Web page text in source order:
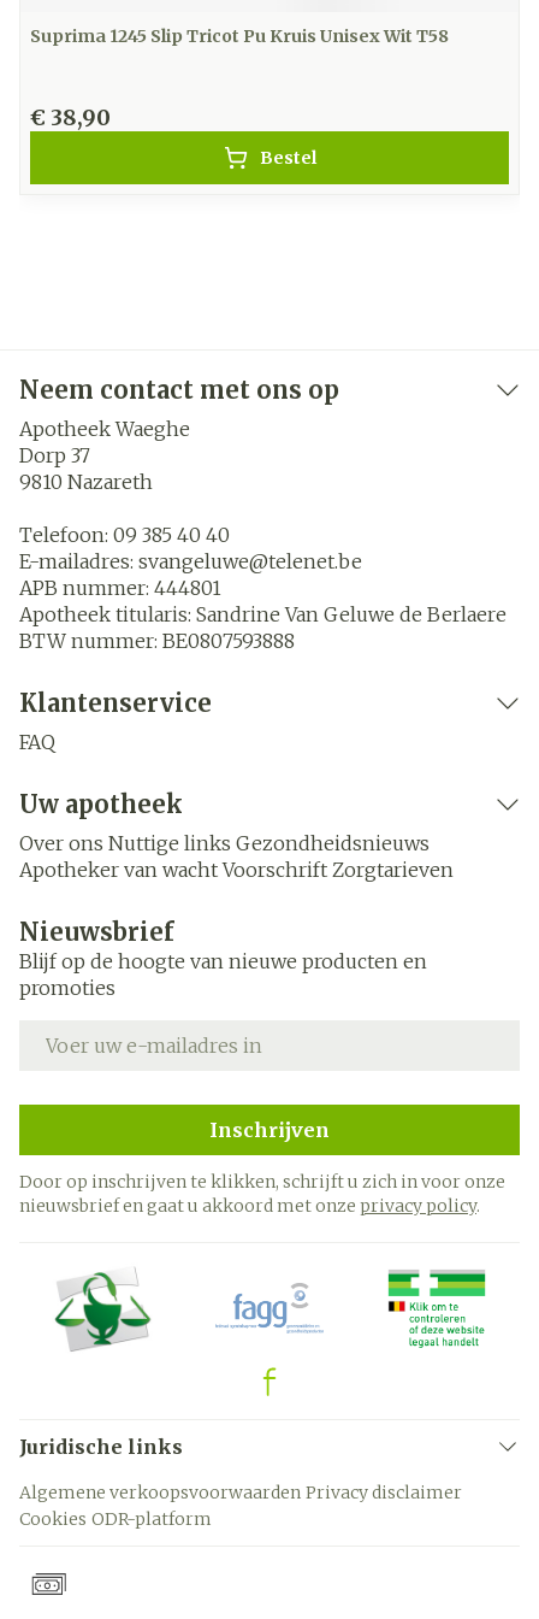
Suprima 1245 Slip Tricot Pu Kruis Unisex Wit T58
€ 38,90
Bestel
Neem contact met ons op
Apotheek Waeghe
Dorp 37
9810 Nazareth
Telefoon: 09 385 40 40
E-mailadres: svangeluwe@telenet.be
APB nummer: 444801
Apotheek titularis: Sandrine Van Geluwe de Berlaere
BTW nummer: BE0807593888
Klantenservice
FAQ
Uw apotheek
Over ons Nuttige links Gezondheidsnieuws
Apotheker van wacht Voorschrift Zorgtarieven
Nieuwsbrief
Blijf op de hoogte van nieuwe producten en
promoties
Inschrijven
Door op inschrijven te klikken, schrijft u zich in voor onze
nieuwsbrief en gaat u akkoord met onze privacy policy.
Juridische links
Algemene verkoopsvoorwaarden Privacy disclaimer
Cookies ODR-platform